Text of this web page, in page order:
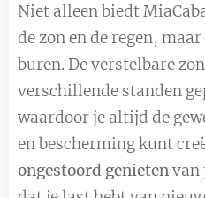
Niet alleen biedt
de zon en de regen,
buren. De verstelbare
verschillende standen
waardoor je altijd de
en bescherming kunt
ongestoord genietenvan